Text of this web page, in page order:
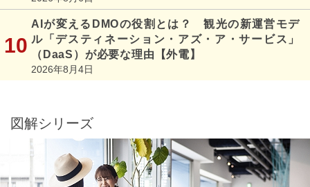
AIが変えるDMOの役割とは？ 観光の新運営モデ
ル「デスティネーション・アズ・ア・サービス」
（DaaS）が必要な理由【外電】
2026年8月4日
図解シリーズ